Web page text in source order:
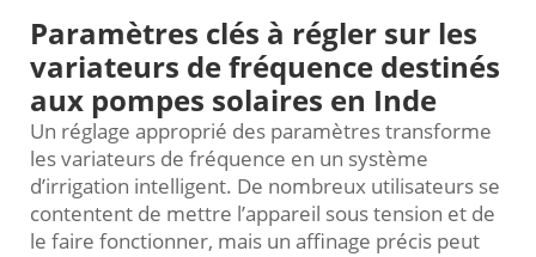
Paramètres clés à régler sur les
variateurs de fréquence destinés
aux pompes solaires en Inde
Un réglage approprié des paramètres transforme
les variateurs de fréquence en un système
d’irrigation intelligent. De nombreux utilisateurs se
contentent de mettre l’appareil sous tension et de
le faire fonctionner, mais un affinage précis peut